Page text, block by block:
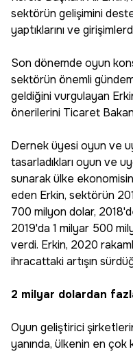
sektörün gelişimini
yaptıklarını ve
Son dönemde oyun
sektörün önemli
geldiğini vurgulayan
önerilerini Ticaret
Dernek üyesi oyun ve
tasarladıkları oyun ve
sunarak ülke
eden Erkin, sektörün
700 milyon dolar,
2019'da 1 milyar 500
verdi. Erkin, 2020
ihracattaki artışın
2 milyar dolardan
Oyun geliştirici
yanında, ülkenin en çok